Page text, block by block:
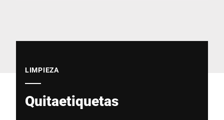
LIMPIEZA
Quitaetiquetas